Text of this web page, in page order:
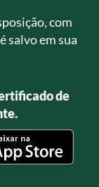
com
salvo em sua
de